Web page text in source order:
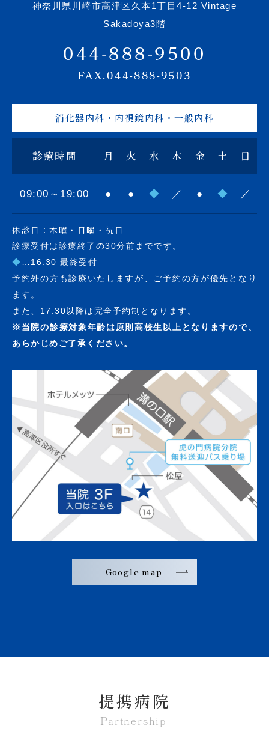
神奈川県川崎市高津区久本1丁目4-12 Vintage
Sakadoya3階
044-888-9500
FAX.044-888-9503
消化器内科・内視鏡内科・一般内科
診療時間 月 火 水 木 金 土 日
09:00～19:00 ● ● ◆ ／ ● ◆ ／
休診日：木曜・日曜・祝日
診療受付は診療終了の30分前までです。
◆
…16:30 最終受付
予約外の方も診療いたしますが、ご予約の方が優先となり
ます。
また、17:30以降は完全予約制となります。
※当院の診療対象年齢は原則高校生以上となりますので、
あらかじめご了承ください。
Google map
提携病院